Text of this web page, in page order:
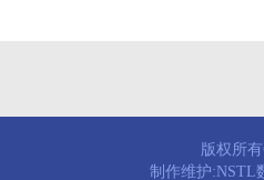
版权所
制作维护:NSTL